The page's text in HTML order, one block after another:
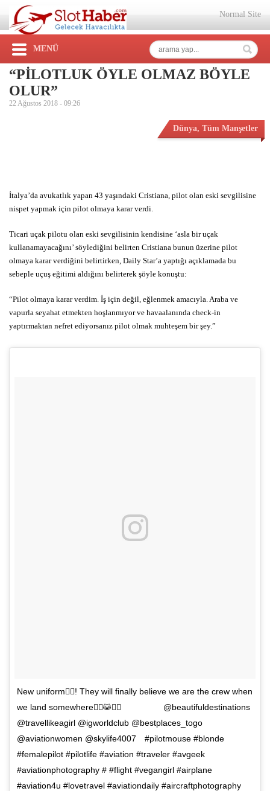
Normal Site
MENÜ
“PİLOTLUK ÖYLE OLMAZ BÖYLE
OLUR”
22 Ağustos 2018 - 09:26
Dünya, Tüm Manşetler
İtalya’da avukatlık yapan 43 yaşındaki Cristiana, pilot olan eski sevgilisine
nispet yapmak için pilot olmaya karar verdi.
Ticari uçak pilotu olan eski sevgilisinin kendisine ‘asla bir uçak
kullanamayacağını’ söylediğini belirten Cristiana bunun üzerine pilot
olmaya karar verdiğini belirtirken, Daily Star’a yaptığı açıklamada bu
sebeple uçuş eğitimi aldığını belirterek şöyle konuştu:
“Pilot olmaya karar verdim. İş için değil, eğlenmek amacıyla. Araba ve
vapurla seyahat etmekten hoşlanmıyor ve havaalanında check-in
yaptırmaktan nefret ediyorsanız pilot olmak muhteşem bir şey.”
New uniform👮‍♀️! They will finally believe we are the crew when
we land somewhere👮‍♀️😹👮‍♀️⠀ ⠀ ⠀ ⠀ ⠀ @beautifuldestinations
@travellikeagirl @igworldclub @bestplaces_togo
@aviationwomen @skylife4007⠀ #pilotmouse #blonde
#femalepilot #pilotlife #aviation #traveler #avgeek
#aviationphotography # #flight #vegangirl #airplane
#aviation4u #lovetravel #aviationdaily #aircraftphotography